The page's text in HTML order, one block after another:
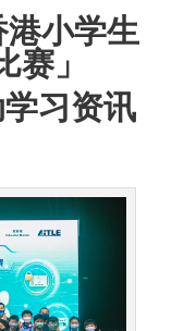
小学生
赛」
习资讯